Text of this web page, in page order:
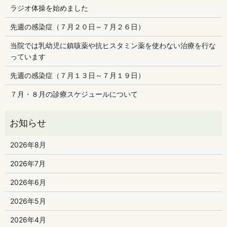
ラジオ体操を始めました
先週の感染症（７月２０日～７月２６日）
当院では乳幼児に鎮咳薬や抗ヒスタミン薬を使わない治療を行な
っています
先週の感染症（７月１３日～７月１９日）
７月・８月の診療スケジュールについて
2026年8月
2026年7月
2026年6月
2026年5月
2026年4月